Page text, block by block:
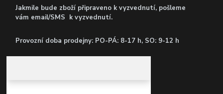
Jakmile bude zboží připraveno k vyzvednutí, pošleme
vám email/SMS k vyzvednutí.
Provozní doba prodejny: PO-PÁ: 8-17 h, SO: 9-12 h